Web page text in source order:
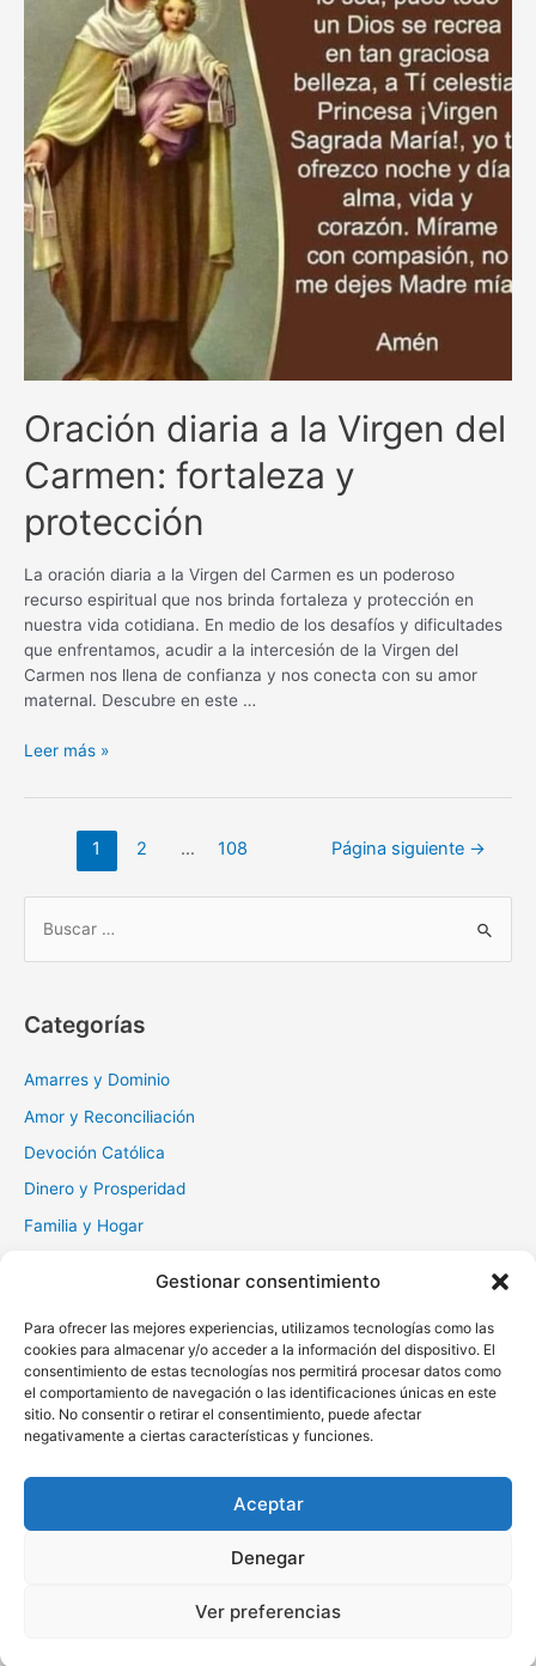
Gestionar consentimiento
Para ofrecer las mejores experiencias, utilizamos tecnologías como las
cookies para almacenar y/o acceder a la información del dispositivo. El
consentimiento de estas tecnologías nos permitirá procesar datos como
el comportamiento de navegación o las identificaciones únicas en este
sitio. No consentir o retirar el consentimiento, puede afectar
negativamente a ciertas características y funciones.
Aceptar
Denegar
Ver preferencias
protección
Oración diaria a la Virgen del
Carmen: fortaleza y
protección
La oración diaria a la Virgen del Carmen es un poderoso
recurso espiritual que nos brinda fortaleza y protección en
nuestra vida cotidiana. En medio de los desafíos y dificultades
que enfrentamos, acudir a la intercesión de la Virgen del
Carmen nos llena de confianza y nos conecta con su amor
maternal. Descubre en este …
Oración
a
Carmen:
fortaleza
Leer más »
Navegación
1 2 … 108 Página siguiente →
r
Categorías
Amarres y Dominio
Amor y Reconciliación
Devoción Católica
Dinero y Prosperidad
Familia y Hogar
Muerte y Difuntos
Oraciones Diarias
Otras
Protección y Liberación
Salud y Sanación
WordPress